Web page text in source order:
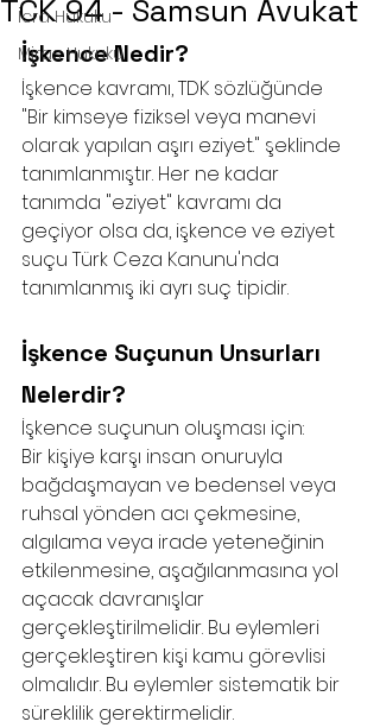
İcra Hukuku
Miras Hukuku
TCK 94 - Samsun Avukat
İşkence Nedir?
İşkence kavramı, TDK sözlüğünde
"Bir kimseye fiziksel veya manevi
olarak yapılan aşırı eziyet." şeklinde
tanımlanmıştır. Her ne kadar
tanımda "eziyet" kavramı da
geçiyor olsa da, işkence ve eziyet
suçu Türk Ceza Kanunu'nda
tanımlanmış iki ayrı suç tipidir.
İşkence Suçunun Unsurları
Nelerdir?
İşkence suçunun oluşması için:
Bir kişiye karşı insan onuruyla
bağdaşmayan ve bedensel veya
ruhsal yönden acı çekmesine,
algılama veya irade yeteneğinin
etkilenmesine, aşağılanmasına yol
açacak davranışlar
gerçekleştirilmelidir. Bu eylemleri
gerçekleştiren kişi kamu görevlisi
olmalıdır. Bu eylemler sistematik bir
süreklilik gerektirmelidir.